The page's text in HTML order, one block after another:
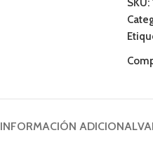
SKU:
INFORMACIÓN ADICIONAL